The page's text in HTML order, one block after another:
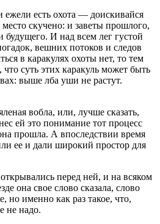
ежели есть охота — доискивайся
скучено: и заветы прошлого,
будущего. И над всем лег густой
вешних потоков и следов
в каракулях охоты нет, то тем
суть этих каракуль может быть
выше лба уши не растут.
вобла, или, лучше сказать,
ей это понимание тот процесс
прошла. А впоследствии время
ее и дали широкий простор для
перед ней, и на всяком
она свое слово сказала, слово
но именно как раз такое, что,
не надо.